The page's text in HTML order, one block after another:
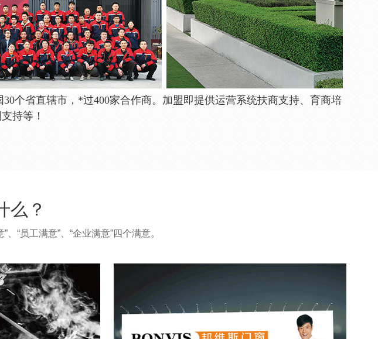
个省直辖市，*过400家合作商。 加盟即提供运营系统扶商支持、育商培
持等！
么？
“员工满意”、“企业满意”四个满意。